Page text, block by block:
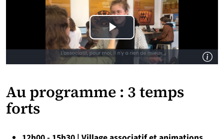
Au programme : 3 temps
forts